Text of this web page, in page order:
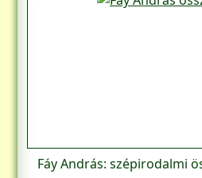
Fáy András: szépirodalmi